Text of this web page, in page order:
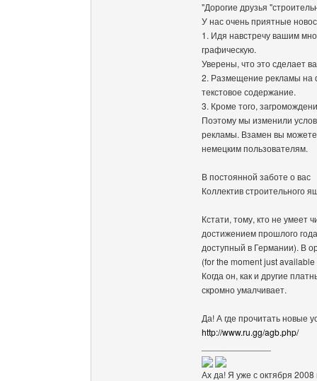
"Дорогие друзья
У нас очень приятные
1. Идя навстречу вашим
графическую.
Уверены, что это сделает
2. Размещение рекламы на
текстовое содержание.
3. Кроме того,
Поэтому мы изменили
рекламы. Взамен вы
немецким пользователям.
В постоянной заботе о вас
Коллектив строительного
Кстати, тому, кто не умеет
достижением прошлого
доступный в Германии). В
(for the moment just
Когда он, как и другие
скромно умалчивает.
Да! А где прочитать новые
http://www.ru.gg/agb.php/
Ах да! Я уже с октября